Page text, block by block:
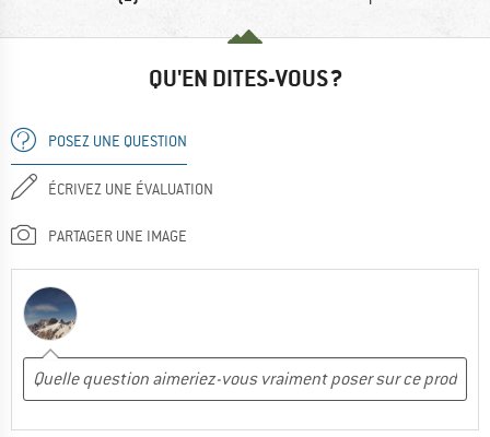
QU'EN DITES-VOUS ?
POSEZ UNE QUESTION
ÉCRIVEZ UNE ÉVALUATION
PARTAGER UNE IMAGE